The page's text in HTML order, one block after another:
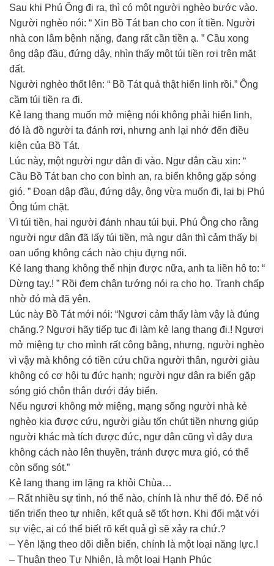
Sau khi Phú Ông đi ra, thì có một người nghèo bước vào.
Người nghèo nói: “ Xin Bồ Tát ban cho con ít tiền. Người
nhà con lâm bệnh nặng, đang rất cần tiền ạ. ” Cầu xong
ông dập đầu, đứng dậy, nhìn thấy một túi tiền rơi trên mặt
đất.
Người nghèo thốt lên: “ Bồ Tát quả thật hiển linh rồi.” Ông
cầm túi tiền ra đi.
Kẻ lang thang muốn mở miệng nói không phải hiển linh,
đó là đồ người ta đánh rơi, nhưng anh lại nhớ đến điều
kiện của Bồ Tát.
Lúc này, một người ngư dân đi vào. Ngư dân cầu xin: “
Cầu Bồ Tát ban cho con bình an, ra biển không gặp sóng
gió. ” Đoạn dập đầu, đứng dậy, ông vừa muốn đi, lại bị Phú
Ông túm chặt.
Vì túi tiền, hai người đánh nhau túi bụi. Phú Ông cho rằng
người ngư dân đã lấy túi tiền, mà ngư dân thì cảm thấy bị
oan uổng không cách nào chịu đựng nổi.
Kẻ lang thang không thể nhịn được nữa, anh ta liền hô to: “
Dừng tay.! ” Rồi đem chân tướng nói ra cho họ. Tranh chấp
nhờ đó mà đã yên.
Lúc này Bồ Tát mới nói: “Ngươi cảm thấy làm vậy là đúng
chăng.? Ngươi hãy tiếp tục đi làm kẻ lang thang đi.! Ngươi
mở miệng tự cho mình rất công bằng, nhưng, người nghèo
vì vậy mà không có tiền cứu chữa người thân, người giàu
không có cơ hội tu đức hạnh; người ngư dân ra biển gặp
sóng gió chôn thân dưới đáy biển.
Nếu ngươi không mở miệng, mạng sống người nhà kẻ
nghèo kia được cứu, người giàu tốn chút tiền nhưng giúp
người khác mà tích được đức, ngư dân cũng vì dây dưa
không cách nào lên thuyền, tránh được mưa gió, có thể
còn sống sót.”
Kẻ lang thang im lặng ra khỏi Chùa…
– Rất nhiều sự tình, nó thế nào, chính là như thế đó. Để nó
tiến triển theo tự nhiên, kết quả sẽ tốt hơn. Khi đối mặt với
sự việc, ai có thể biết rõ kết quả gì sẽ xảy ra chứ.?
– Yên lặng theo dõi diễn biến, chính là một loại năng lực.!
– Thuận theo Tự Nhiên, là một loại Hạnh Phúc